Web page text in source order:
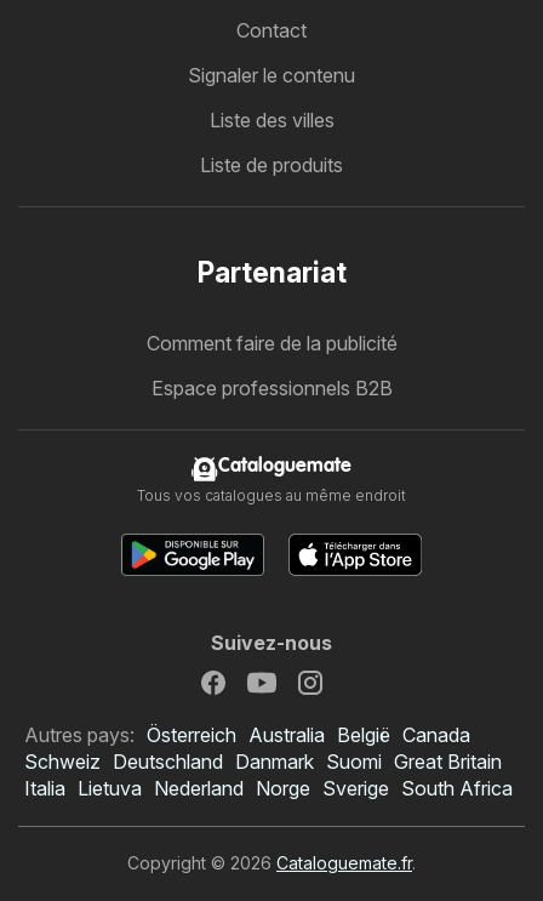
Contact
Signaler le contenu
Liste des villes
Liste de produits
Partenariat
Comment faire de la publicité
Espace professionnels B2B
Cataloguemate
Tous vos catalogues au même endroit
Suivez-nous
Autres pays: Österreich Australia België Canada
Schweiz Deutschland Danmark Suomi Great Britain
Italia Lietuva Nederland Norge Sverige South Africa
Copyright © 2026 Cataloguemate.fr.